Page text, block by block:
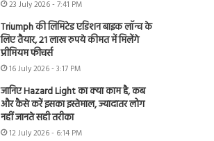
23 July 2026 - 7:41 PM
Triumph की लिमिटेड एडिशन बाइक लॉन्च के
लिए तैयार, 21 लाख रुपये कीमत में मिलेंगे
प्रीमियम फीचर्स
16 July 2026 - 3:17 PM
जानिए Hazard Light का क्या काम है, कब
और कैसे करें इसका इस्तेमाल, ज्यादातर लोग
नहीं जानते सही तरीका
12 July 2026 - 6:14 PM